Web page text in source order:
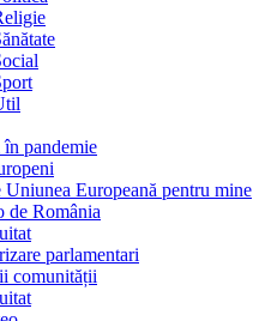
pandemie
Uniunea Europeană pentru mine
de România
parlamentari
comunității